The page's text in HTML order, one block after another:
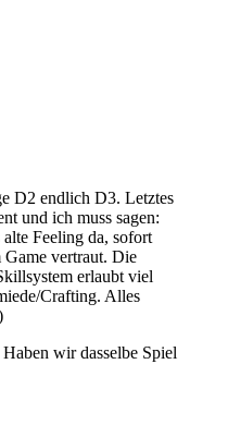
D2 endlich D3. Letztes
und ich muss sagen:
Feeling da, sofort
vertraut. Die
erlaubt viel
Crafting. Alles
wir dasselbe Spiel